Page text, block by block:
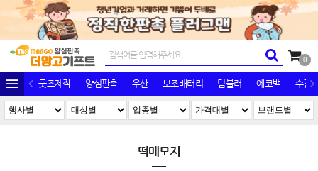
0
굿즈제작 양심판촉 우산 보조배터리 텀블러 에코백 수건/
떡메모지